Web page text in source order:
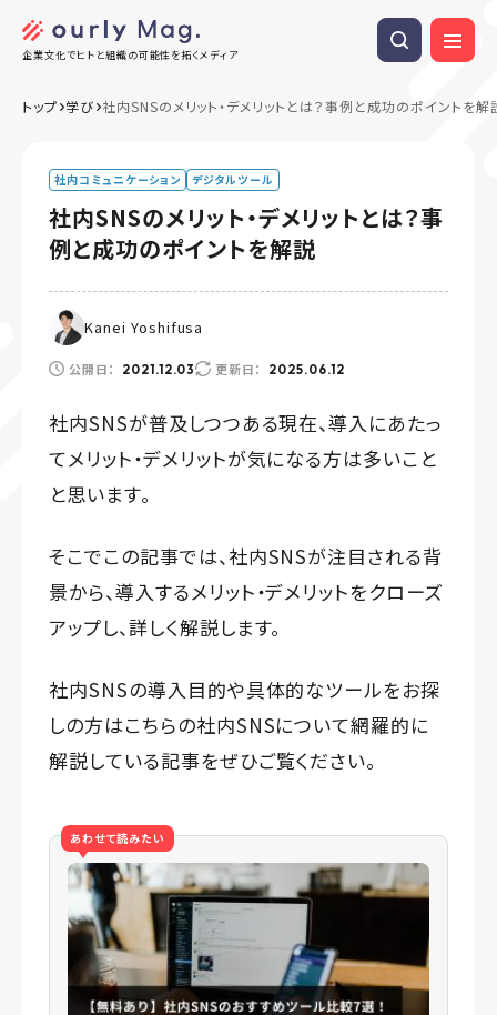
企業文化でヒトと組織の可能性を拓くメディア
トップ 学び 社内SNSのメリット・デメリットとは？事例と成功のポイントを解
社内コミュニケーション デジタルツール
社内SNSのメリット・デメリットとは？事
例と成功のポイントを解説
Kanei Yoshifusa
公開日： 2021.12.03 更新日： 2025.06.12
社内SNSが普及しつつある現在、導入にあたっ
てメリット・デメリットが気になる方は多いこと
と思います。
そこでこの記事では、社内SNSが注目される背
景から、導入するメリット・デメリットをクローズ
アップし、詳しく解説します。
社内SNSの導入目的や具体的なツールをお探
しの方はこちらの社内SNSについて網羅的に
解説している記事をぜひご覧ください。
あわせて読みたい